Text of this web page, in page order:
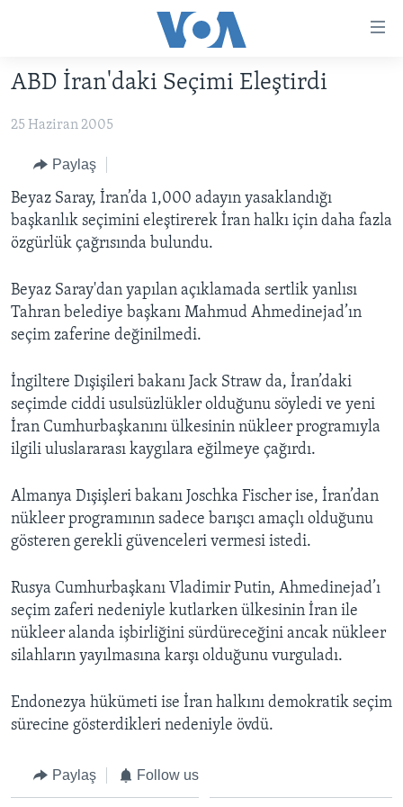
geç
navigasyona
geç
TÜRKİYE
AMERİKA
ORTADOĞU
AVRUPA
SAĞLIK
BİLİM VE TEKNOLOJİ
ÇEVRE
HAYATTAN
SANAT
PROGRAMLAR
AMERİKA'DA YAŞAM
UKRAYNA KRİZİ
YAPAY ZEKA
YORUMLAR
AMERIKA'YA ÖZEL
İNGİLİZCE DERSLERİ
MULTİMEDYA
FOTO GALERİ
LEARNING ENGLISH
BIZI TAKIP EDIN
Diller
ABD İran'daki Seçimi Eleştirdi
25 Haziran 2005
Paylaş
Beyaz Saray, İran’da 1,000 adayın yasaklandığı
başkanlık seçimini eleştirerek İran halkı için daha fazla
özgürlük çağrısında bulundu.
Beyaz Saray'dan yapılan açıklamada sertlik yanlısı
Tahran belediye başkanı Mahmud Ahmedinejad’ın
seçim zaferine değinilmedi.
İngiltere Dışişileri bakanı Jack Straw da, İran’daki
seçimde ciddi usulsüzlükler olduğunu söyledi ve yeni
İran Cumhurbaşkanını ülkesinin nükleer programıyla
ilgili uluslararası kaygılara eğilmeye çağırdı.
Almanya Dışişleri bakanı Joschka Fischer ise, İran’dan
nükleer programının sadece barışcı amaçlı olduğunu
gösteren gerekli güvenceleri vermesi istedi.
Rusya Cumhurbaşkanı Vladimir Putin, Ahmedinejad’ı
seçim zaferi nedeniyle kutlarken ülkesinin İran ile
nükleer alanda işbirliğini sürdüreceğini ancak nükleer
silahların yayılmasına karşı olduğunu vurguladı.
Endonezya hükümeti ise İran halkını demokratik seçim
sürecine gösterdikleri nedeniyle övdü.
Paylaş Follow us